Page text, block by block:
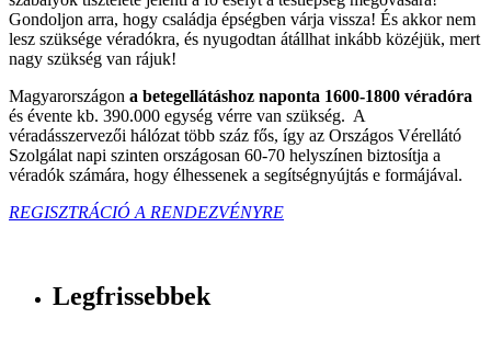
Gondoljon arra, hogy családja épségben várja vissza! És akkor nem
lesz szüksége véradókra, és nyugodtan átállhat inkább közéjük, mert
nagy szükség van rájuk!
Magyarországon a betegellátáshoz naponta 1600-1800 véradóra
és évente kb. 390.000 egység vérre van szükség. A
véradásszervezői hálózat több száz fős, így az Országos Vérellátó
Szolgálat napi szinten országosan 60-70 helyszínen biztosítja a
véradók számára, hogy élhessenek a segítségnyújtás e formájával.
REGISZTRÁCIÓ A RENDEZVÉNYRE
Legfrissebbek